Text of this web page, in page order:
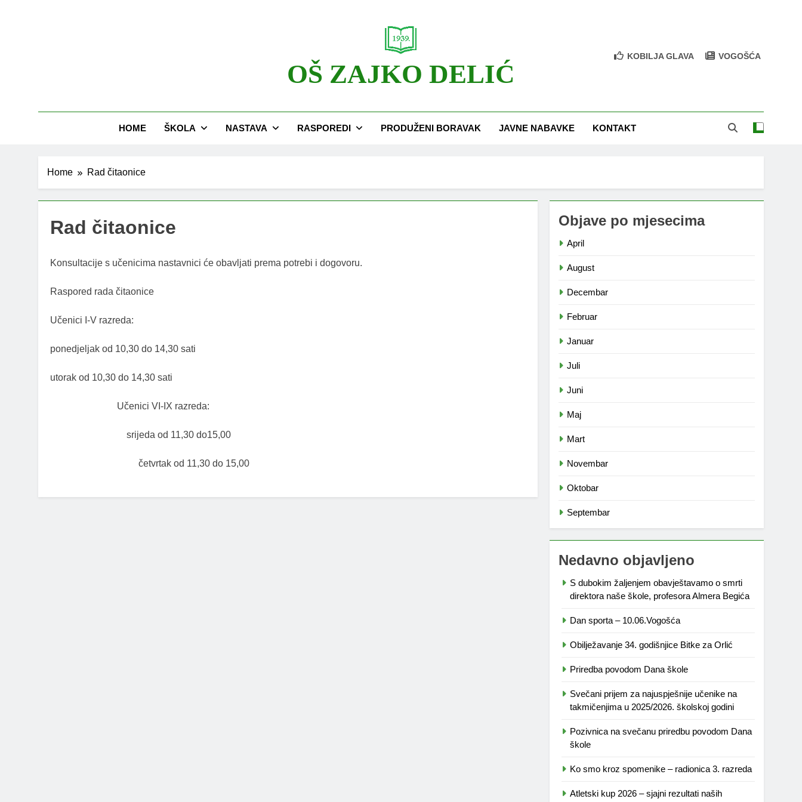
OŠ ZAJKO DELIĆ
KOBILJA GLAVA VOGOŠĆA
HOME ŠKOLA NASTAVA RASPOREDI PRODUŽENI BORAVAK JAVNE NABAVKE KONTAKT
Home Rad čitaonice
Rad čitaonice
Konsultacije s učenicima nastavnici će obavljati prema potrebi i dogovoru.
Raspored rada čitaonice
Učenici I-V razreda:
ponedjeljak od 10,30 do 14,30 sati
utorak od 10,30 do 14,30 sati
Učenici VI-IX razreda:
srijeda od 11,30 do15,00
četvrtak od 11,30 do 15,00
Objave po mjesecima
April
August
Decembar
Februar
Januar
Juli
Juni
Maj
Mart
Novembar
Oktobar
Septembar
Nedavno objavljeno
S dubokim žaljenjem obavještavamo o smrti
direktora naše škole, profesora Almera Begića
Dan sporta – 10.06.Vogošća
Obilježavanje 34. godišnjice Bitke za Orlić
Priredba povodom Dana škole
Svečani prijem za najuspješnije učenike na
takmičenjima u 2025/2026. školskoj godini
Pozivnica na svečanu priredbu povodom Dana
škole
Ko smo kroz spomenike – radionica 3. razreda
Atletski kup 2026 – sjajni rezultati naših